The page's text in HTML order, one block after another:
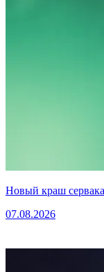
Новый краш
07.08.2026